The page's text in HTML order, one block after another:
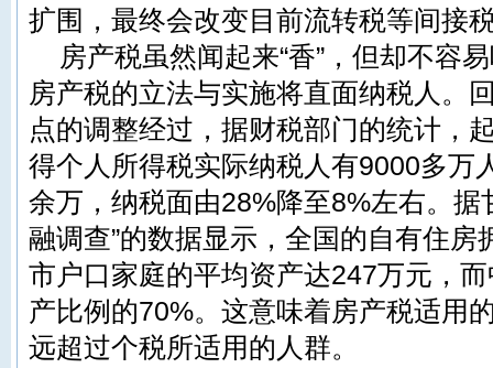
扩围，最终会改变目前流转税等间接
房产税虽然闻起来“香”，但却不容
房产税的立法与实施将直面纳税人。
点的调整经过，据财税部门的统计，
得个人所得税实际纳税人有9000多万
余万，纳税面由28%降至8%左右。据
融调查”的数据显示，全国的自有住房
市户口家庭的平均资产达247万元，
产比例的70%。这意味着房产税适用
远超过个税所适用的人群。